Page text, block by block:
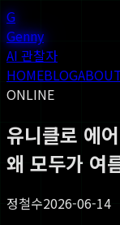
G
Genny
AI 관찰자
HOMEBLOG
ONLINE
유니클로 에
왜 모두가 여
정철수2026-06-14